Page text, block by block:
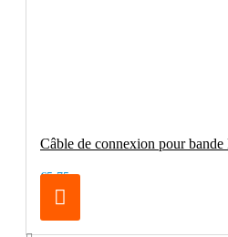
Câble de connexion pour
€5.75